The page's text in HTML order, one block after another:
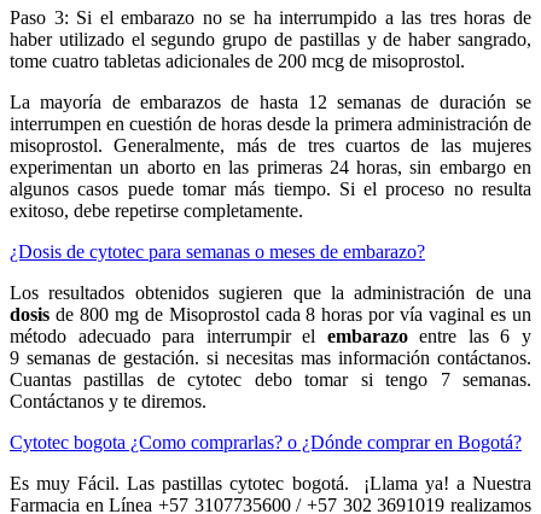
Paso 3: Si el embarazo no se ha interrumpido a las tres horas de
haber utilizado el segundo grupo de pastillas y de haber sangrado,
tome cuatro tabletas adicionales de 200 mcg de misoprostol.
La mayoría de embarazos de hasta 12 semanas de duración se
interrumpen en cuestión de horas desde la primera administración de
misoprostol. Generalmente, más de tres cuartos de las mujeres
experimentan un aborto en las primeras 24 horas, sin embargo en
algunos casos puede tomar más tiempo. Si el proceso no resulta
exitoso, debe repetirse completamente.
¿Dosis de cytotec para semanas o meses de embarazo?
Los resultados obtenidos sugieren que la administración de una
dosis de 800 mg de Misoprostol cada 8 horas por vía vaginal es un
método adecuado para interrumpir el embarazoentre las 6 y
9 semanas de gestación. si necesitas mas información contáctanos.
Cuantas pastillas de cytotec debo tomar si tengo 7 semanas.
Contáctanos y te diremos.
Cytotec bogota ¿Como comprarlas? o ¿Dónde comprar en Bogotá?
Es muy Fácil. Las pastillas cytotec bogotá. ¡Llama ya! a Nuestra
Farmacia en Línea +57 3107735600 / +57 302 3691019 realizamos